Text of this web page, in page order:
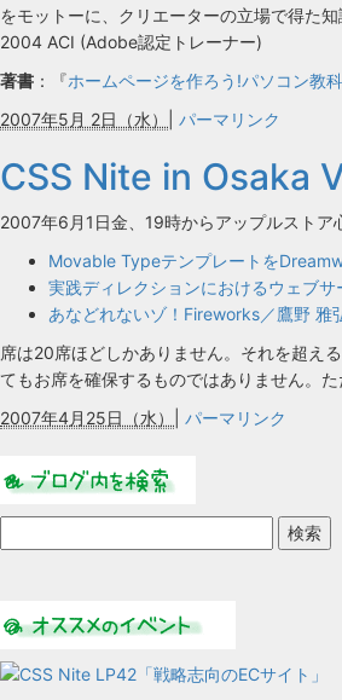
をモットーに、クリエーターの立場で得た
2004 ACI (Adobe認定トレーナー)
著書 ：『ホームページを作ろう!パソコン教
2007年5月 2日（水）
パーマリンク
CSS Nite in Osaka
2007年6月1日金、19時からアップルスト
Movable Typeテンプレートを
実践ディレクションにおけるウェブ
あなどれないゾ！Fireworks／鷹野 雅
席は20席ほどしかありません。それを超え
てもお席を確保するものではありません。
2007年4月25日（水）
パーマリンク